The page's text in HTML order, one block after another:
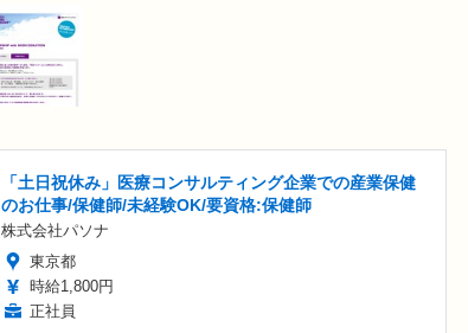
「土日祝休み」医療コンサルティング企業での産業保健
のお仕事/保健師/未経験OK/要資格:保健師
株式会社パソナ
東京都
時給1,800円
正社員